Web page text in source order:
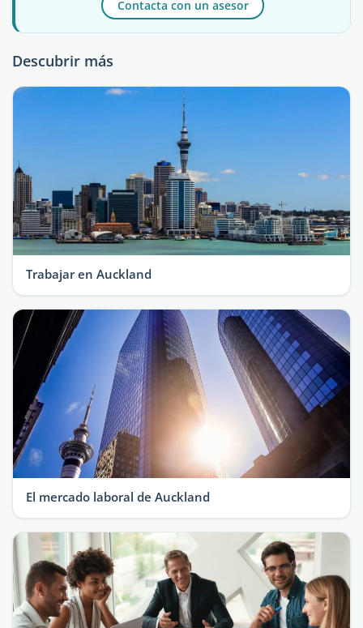
Contacta con un asesor
Descubrir más
Trabajar en Auckland
El mercado laboral de Auckland